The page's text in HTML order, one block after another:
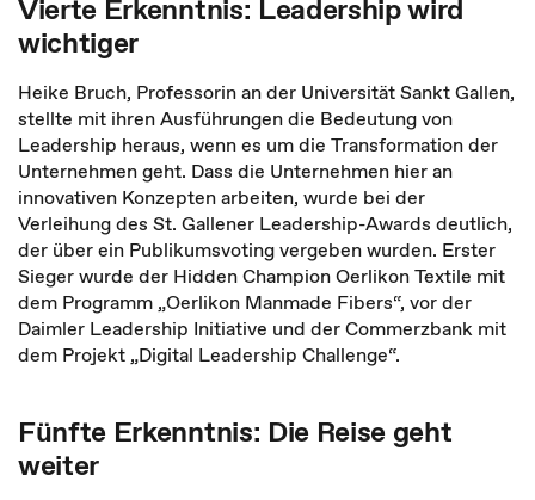
Vierte Erkenntnis: Leadership wird
wichtiger
Heike Bruch, Professorin an der Universität Sankt Gallen,
stellte mit ihren Ausführungen die Bedeutung von
Leadership heraus, wenn es um die Transformation der
Unternehmen geht. Dass die Unternehmen hier an
innovativen Konzepten arbeiten, wurde bei der
Verleihung des St. Gallener Leadership-Awards deutlich,
der über ein Publikumsvoting vergeben wurden. Erster
Sieger wurde der Hidden Champion Oerlikon Textile mit
dem Programm „Oerlikon Manmade Fibers“, vor der
Daimler Leadership Initiative und der Commerzbank mit
dem Projekt „Digital Leadership Challenge“.
Fünfte Erkenntnis: Die Reise geht
weiter